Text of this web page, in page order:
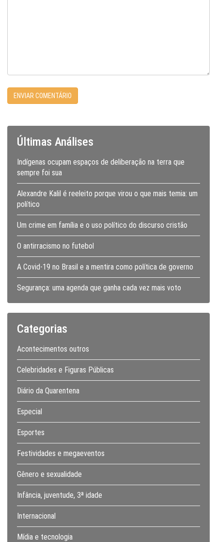
Últimas Análises
Indígenas ocupam espaços de deliberação na terra que
sempre foi sua
Alexandre Kalil é reeleito porque virou o que mais temia: um
político
Um crime em família e o uso político do discurso cristão
O antirracismo no futebol
A Covid-19 no Brasil e a mentira como política de governo
Segurança: uma agenda que ganha cada vez mais voto
Categorias
Acontecimentos outros
Celebridades e Figuras Públicas
Diário da Quarentena
Especial
Esportes
Festividades e megaeventos
Gênero e sexualidade
Infância, juventude, 3ª idade
Internacional
Mídia e tecnologia